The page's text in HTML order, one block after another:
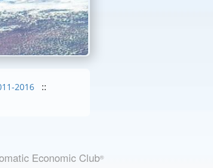
2016
::
Economic Club®